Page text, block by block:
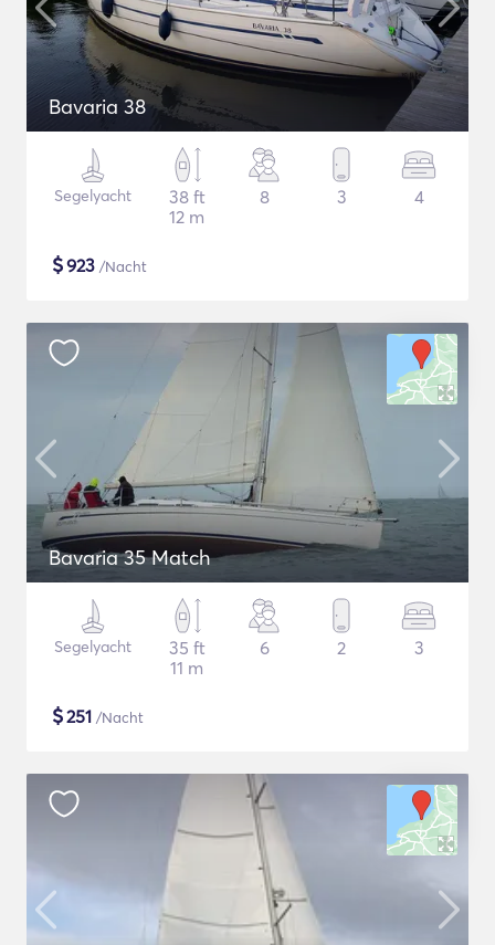
Bavaria 38
Segelyacht
38 ft
12 m
8 3 4
$923 /Nacht
Bavaria 35 Match
Segelyacht
35 ft
11 m
6 2 3
$251 /Nacht